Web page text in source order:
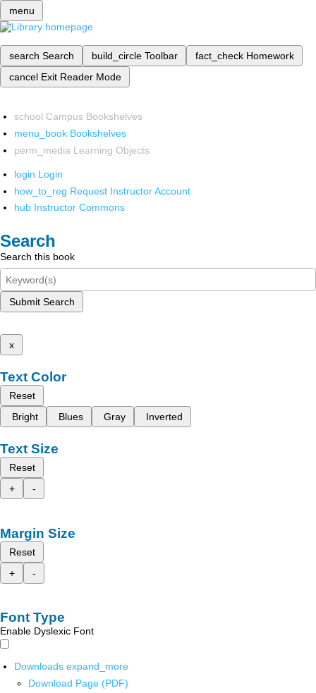
menu
search Search build_circle Toolbar fact_check Homework
cancel Exit Reader Mode
school Campus Bookshelves
menu_book Bookshelves
perm_media Learning Objects
login Login
how_to_reg Request Instructor Account
hub Instructor Commons
Search
Search this book
Submit Search
x
Text Color
Reset
Bright
Blues Gray Inverted
Text Size
Reset
+
-
Margin Size
Reset
+
-
Font Type
Enable Dyslexic Font
Downloads expand_more
Download Page (PDF)